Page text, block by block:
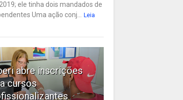
ele tinha dois mandados de
Uma ação conj... Leia
abre inscrições
cursos